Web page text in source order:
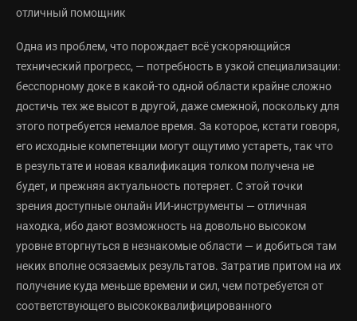
отличный помощник
Одна из проблем, что порождает всё ускоряющийся
технический прогресс, — потребность в узкой специализации:
бесспорному доке в какой-то одной области крайне сложно
достичь тех же высот в другой, даже смежной, поскольку для
этого потребуется немалое время. За которое, кстати говоря,
его исходные компетенции могут ощутимо устареть, так что
в результате и новая квалификация толком получена не
будет, и прежняя актуальность потеряет. С этой точки
зрения доступные онлайн ИИ-инструменты — отличная
находка, ибо дают возможность на довольно высоком
уровне вторгнуться в незнакомые области — и добиться там
неких вполне осязаемых результатов. Затратив притом на их
получение куда меньше времени и сил, чем потребуется от
соответствующего высококвалифицированного